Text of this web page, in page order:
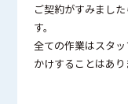
ご契約がすみまし
す。
全ての作業はスタ
かけすることはあり